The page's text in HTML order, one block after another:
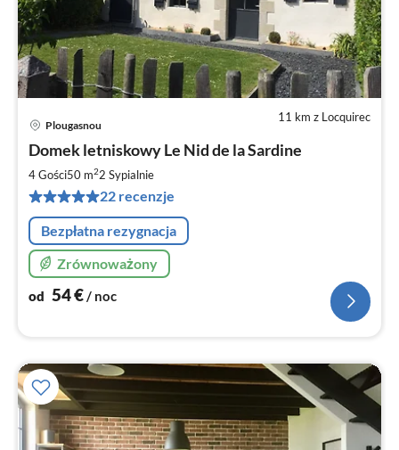
11 km z Locquirec
Plougasnou
Domek letniskowy Le Nid de la Sardine
4 Gości50 m22 Sypialnie
22 recenzje
Bezpłatna rezygnacja
Zrównoważony
od 54€ / noc